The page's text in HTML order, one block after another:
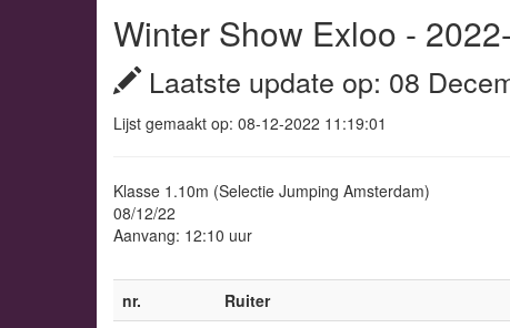
Winter Show Exloo -
Laatste update op: 08
Lijst gemaakt op: 08-12-2022 11:19:01
Klasse 1.10m (Selectie Jumping Amsterdam)
08/12/22
Aanvang: 12:10 uur
nr. Ruiter